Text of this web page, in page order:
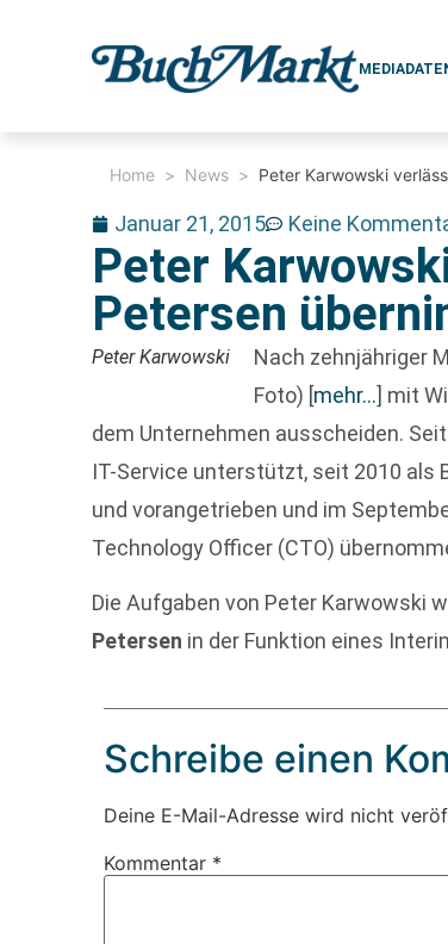
Home > News > Peter Karwowski
Januar 21, 2015 Keine
Peter
Petersen
Peter Karwowski Nach zehnjähriger
Foto) [mehr…] mit
dem Unternehmen ausscheiden.
IT-Service unterstützt, seit 2010
und vorangetrieben und im
Technology Officer (CTO)
Die Aufgaben von Peter Karwowski
Petersen in der Funktion eines
Schreibe einen
Deine E-Mail-Adresse wird nicht
Kommentar *